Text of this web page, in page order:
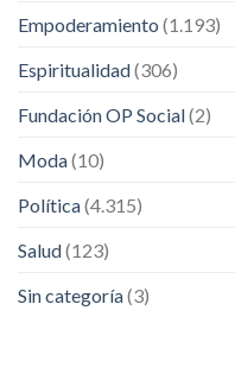
Empoderamiento (1.193)
Espiritualidad(306)
Fundación OP Social(2)
Moda(10)
Política(4.315)
Salud(123)
Sin categoría(3)